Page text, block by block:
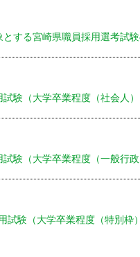
する宮崎県職員採用選考試
験（大学卒業程度（社会人
験（大学卒業程度（一般行
試験（大学卒業程度（特別